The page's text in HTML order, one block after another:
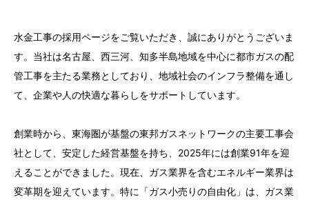
水金工事の採用ページをご覧いただき、誠にありがとうございま
す。当社は名古屋、西三河、知多半島地域を中心に都市ガスの配
管工事を主たる業務としており、地域社会のインフラ整備を通し
て、企業や人の快適な暮らしをサポートしています。
創業時から、東海圏が基盤の東邦ガスネットワークの主要工事会
社として、安定した経営基盤を持ち、2025年には創業91年を迎
えることができました。現在、ガス業界を含むエネルギー業界は
変革期を迎えています。特に「ガス小売りの自由化」は、ガス業